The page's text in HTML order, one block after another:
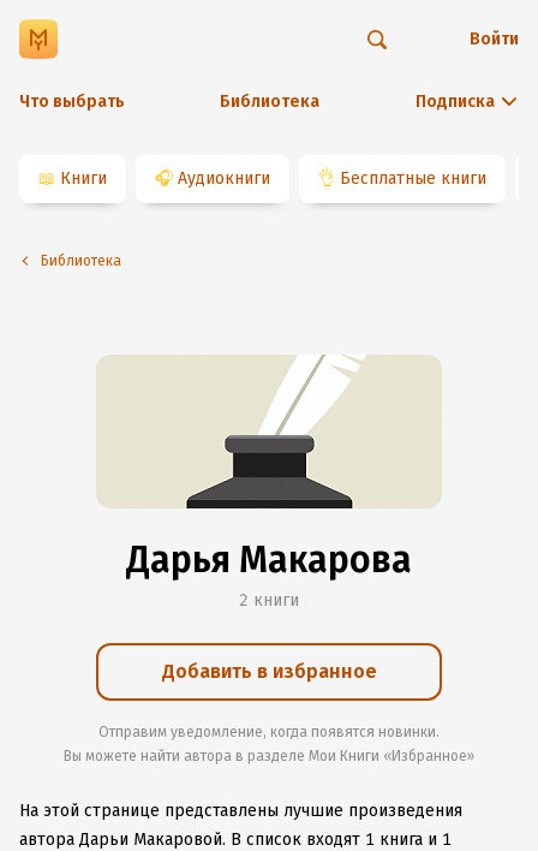
Что выбрать Библиотека Подписка
Войти
📖 Книги 🎧 Аудиокниги 👌 Бесплатные книги
Библиотека
Дарья Макарова
2 книги
Добавить в избранное
Отправим уведомление, когда появятся новинки.
Вы можете найти автора в разделе Мои Книги «Избранное»
На этой странице представлены лучшие произведения
автора Дарьи Макаровой. В список входят 1 книга и 1